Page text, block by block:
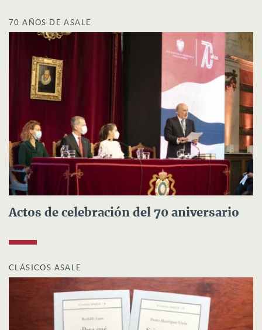
70 AÑOS DE ASALE
Actos de celebración del 70 aniversario
CLÁSICOS ASALE